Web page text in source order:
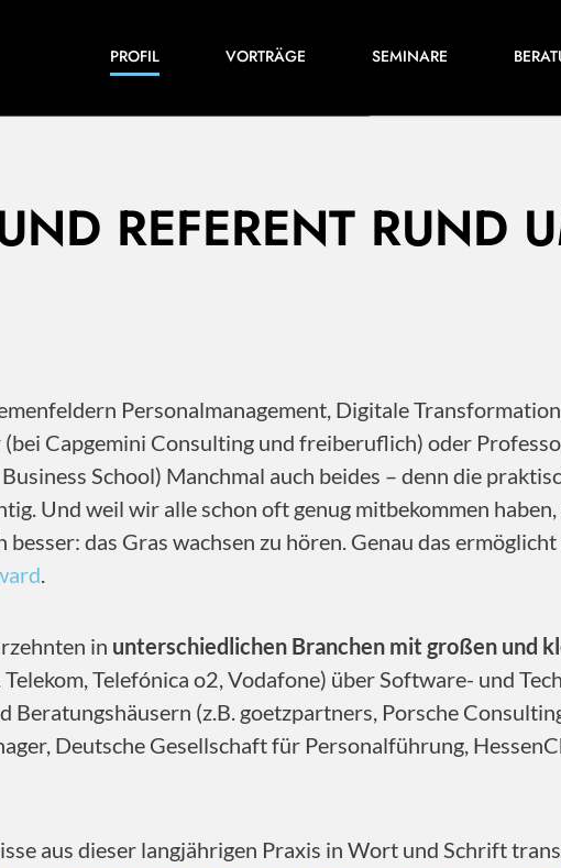
PROFIL VORTRÄGE SEMINARE
Videos und vieles mehr.
REFERENT RUND
Personalmanagement, Digitale
Capgemini Consulting und freiberuflich) oder
School) Manchmal auch beides – denn die
Und weil wir alle schon oft genug mitbekommen
das Gras wachsen zu hören. Genau das
.
in unterschiedlichen Branchen mit großen und
Telefónica o2, Vodafone) über Software- und
Beratungshäusern (z.B. goetzpartners, Porsche
Deutsche Gesellschaft für Personalführung,
aus dieser langjährigen Praxis in Wort und Schrift